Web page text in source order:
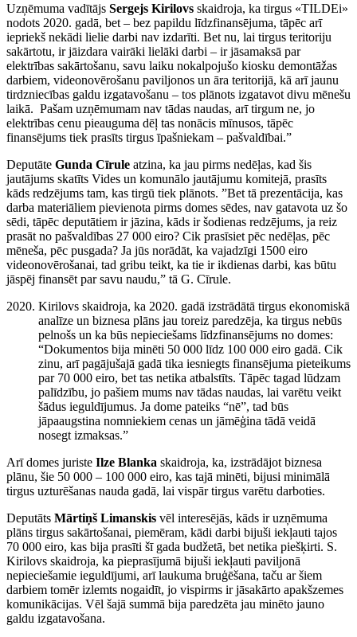
Uzņēmuma vadītājs Sergejs Kirilovs skaidroja, ka tirgus «TILDEi»
nodots 2020. gadā, bet – bez papildu līdzfinansējuma, tāpēc arī
iepriekš nekādi lielie darbi nav izdarīti. Bet nu, lai tirgus teritoriju
sakārtotu, ir jāizdara vairāki lielāki darbi – ir jāsamaksā par
elektrības sakārtošanu, savu laiku nokalpojušo kiosku demontāžas
darbiem, videonovērošanu paviljonos un āra teritorijā, kā arī jaunu
tirdzniecības galdu izgatavošanu – tos plānots izgatavot divu mēnešu
laikā. Pašam uzņēmumam nav tādas naudas, arī tirgum ne, jo
elektrības cenu pieauguma dēļ tas nonācis mīnusos, tāpēc
finansējums tiek prasīts tirgus īpašniekam – pašvaldībai.”
Deputāte Gunda Cīrule atzina, ka jau pirms nedēļas, kad šis
jautājums skatīts Vides un komunālo jautājumu komitejā, prasīts
kāds redzējums tam, kas tirgū tiek plānots. ”Bet tā prezentācija, kas
darba materiāliem pievienota pirms domes sēdes, nav gatavota uz šo
sēdi, tāpēc deputātiem ir jāzina, kāds ir šodienas redzējums, ja reiz
prasāt no pašvaldības 27 000 eiro? Cik prasīsiet pēc nedēļas, pēc
mēneša, pēc pusgada? Ja jūs norādāt, ka vajadzīgi 1500 eiro
videonovērošanai, tad gribu teikt, ka tie ir ikdienas darbi, kas būtu
jāspēj finansēt par savu naudu,” tā G. Cīrule.
Kirilovs skaidroja, ka 2020. gadā izstrādātā tirgus ekonomiskā
analīze un biznesa plāns jau toreiz paredzēja, ka tirgus nebūs
pelnošs un ka būs nepieciešams līdzfinansējums no domes:
“Dokumentos bija minēti 50 000 līdz 100 000 eiro gadā. Cik
zinu, arī pagājušajā gadā tika iesniegts finansējuma pieteikums
par 70 000 eiro, bet tas netika atbalstīts. Tāpēc tagad lūdzam
palīdzību, jo pašiem mums nav tādas naudas, lai varētu veikt
šādus ieguldījumus. Ja dome pateiks “nē”, tad būs
jāpaaugstina nomniekiem cenas un jāmēģina tādā veidā
nosegt izmaksas.”
Arī domes juriste Ilze Blanka skaidroja, ka, izstrādājot biznesa
plānu, šie 50 000 – 100 000 eiro, kas tajā minēti, bijusi minimālā
tirgus uzturēšanas nauda gadā, lai vispār tirgus varētu darboties.
Deputāts Mārtiņš Limanskis vēl interesējās, kāds ir uzņēmuma
plāns tirgus sakārtošanai, piemēram, kādi darbi bijuši iekļauti tajos
70 000 eiro, kas bija prasīti šī gada budžetā, bet netika piešķirti. S.
Kirilovs skaidroja, ka pieprasījumā bijuši iekļauti paviljonā
nepieciešamie ieguldījumi, arī laukuma bruģēšana, taču ar šiem
darbiem tomēr izlemts nogaidīt, jo vispirms ir jāsakārto apakšzemes
komunikācijas. Vēl šajā summā bija paredzēta jau minēto jauno
galdu izgatavošana.